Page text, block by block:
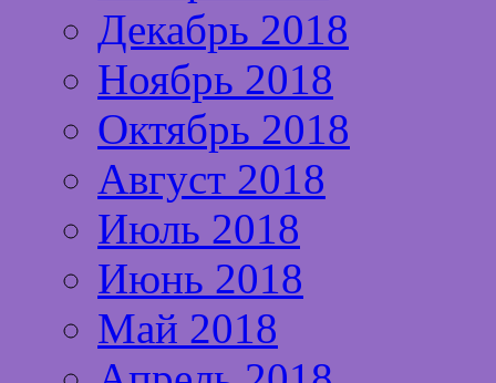
Декабрь 2018
Ноябрь 2018
Октябрь 2018
Август 2018
Июль 2018
Июнь 2018
Май 2018